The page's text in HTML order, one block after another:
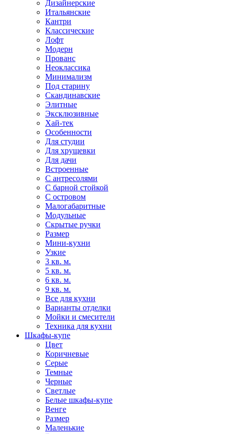
Дизайнерские
Итальянские
Кантри
Классические
Лофт
Модерн
Прованс
Неоклассика
Минимализм
Под старину
Скандинавские
Элитные
Эксклюзивные
Хай-тек
Особенности
Для студии
Для хрущевки
Для дачи
Встроенные
С антресолями
С барной стойкой
С островом
Малогабаритные
Модульные
Скрытые ручки
Размер
Мини-кухни
Узкие
3 кв. м.
5 кв. м.
6 кв. м.
9 кв. м.
Все для кухни
Варианты отделки
Мойки и смесители
Техника для кухни
Шкафы-купе
Цвет
Коричневые
Серые
Темные
Черные
Светлые
Белые шкафы-купе
Венге
Размер
Маленькие